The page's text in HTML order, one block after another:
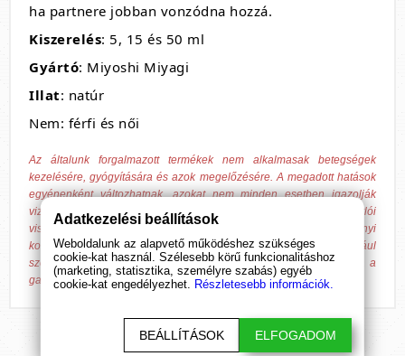
ha partnere jobban vonzódna hozzá.
Kiszerelés: 5, 15 és 50 ml
Gyártó: Miyoshi Miyagi
Illat: natúr
Nem: férfi és női
Az általunk forgalmazott termékek nem alkalmasak betegségek
kezelésére, gyógyítására és azok megelőzésére. A megadott hatások
egyénenként változhatnak, azokat nem minden esetben igazolják
vizsgálatok, csak tájékoztató jellegűek, hagyományokon és vásárlói
visszajelzéseken alapulnak! A Bende Online Média Kft. valamennyi
kommunikációs felületén tiszteletben tartja a fentiek jogforrásául
szolgáló 37/2004. (IV. 26.) ESzCsM rendeletben írtakat, továbbá a
gazdasági versenyhivatali előírásokat.
Adatkezelési beállítások
Weboldalunk az alapvető működéshez szükséges
cookie-kat használ. Szélesebb körű funkcionalitáshoz
(marketing, statisztika, személyre szabás) egyéb
cookie-kat engedélyezhet. Részletesebb információk.
BEÁLLÍTÁSOK ELFOGADOM